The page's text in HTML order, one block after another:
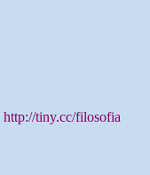
http://tiny.cc/filosofia